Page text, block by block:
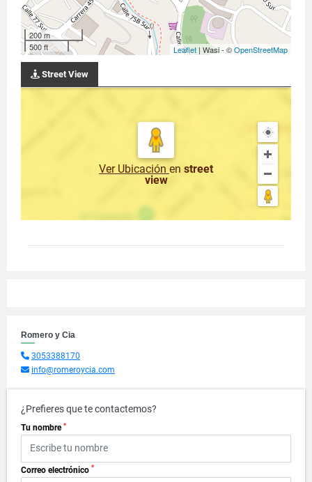
200 m
500 ft
Leaflet | Wasi - ©OpenStreetMap
Street View
Ver Ubicación en street
view
Romero y Cia
3053388170
info@romeroycia.com
¿Prefieres que te contactemos?
Tu nombre *
Correo electrónico *